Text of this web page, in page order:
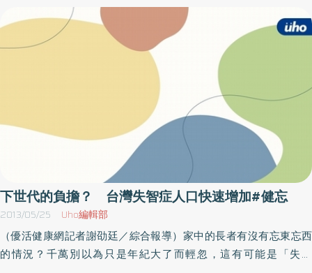
止走失，常令家屬心力交瘁。大林慈濟醫院失智症中心15日舉辦的
家屬支持團體活動，邀請專長健康傳播的中正大學副教授盧鴻毅，
帶領家屬團體，以各自的照顧撇步為主題，讓家屬彼此分享。防家
人走失 帶手鍊、繡電話如何防止家人走失？有家屬幫失智症病人
戴上防走失手鍊，讓病人不必一直被關在家裡，可以自己出外走
動，家人也不必總是提心吊膽，擔心病人走失。也有家屬會在病人
衣服上繡上電話和姓名，萬一走失時，旁人可以與家屬連絡接回。
發揮他們的專長 並時常給予鼓勵除了預防走失的方法，在病人的
照顧和復健上，家屬們也分享獨門的撇步。一位女兒分享，母親的
很會算東西，所以家人準備了許多紅豆、綠豆等，請母親協助分裝
為10顆一包，假稱要做小學生上課的教材，每包的工錢兩塊錢，因
此母親每天都會很認真地分裝，在分裝時不但可以練習手的靈活
度，動腦算數，領工錢還有成就感，一舉數得。另位家屬分享，帶
爸爸去逛夜市很有用，像夜市裡丟九宮格、水球等童玩，可以訓練
爸爸的手眼協調能力，增加運動量，還能與其他人多互動，玩遊戲
下世代的負擔？ 台灣失智症人口快速增加#健忘
2013/05/25 Uho編輯部
（優活健康網記者謝劭廷／綜合報導）家中的長者有沒有忘東忘西
的情況？千萬別以為只是年紀大了而輕忽，這有可能是「失智